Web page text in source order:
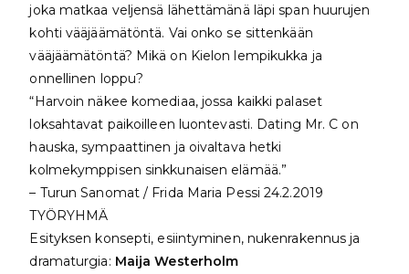
joka matkaa veljensä lähettämänä läpi span huurujen
kohti vääjäämätöntä. Vai onko se sittenkään
vääjäämätöntä? Mikä on Kielon lempikukka ja
onnellinen loppu?
“Harvoin näkee komediaa, jossa kaikki palaset
loksahtavat paikoilleen luontevasti. Dating Mr. C on
hauska, sympaattinen ja oivaltava hetki
kolmekymppisen sinkkunaisen elämää.”
– Turun Sanomat / Frida Maria Pessi 24.2.2019
TYÖRYHMÄ
Esityksen konsepti, esiintyminen, nukenrakennus ja
dramaturgia: Maija Westerholm